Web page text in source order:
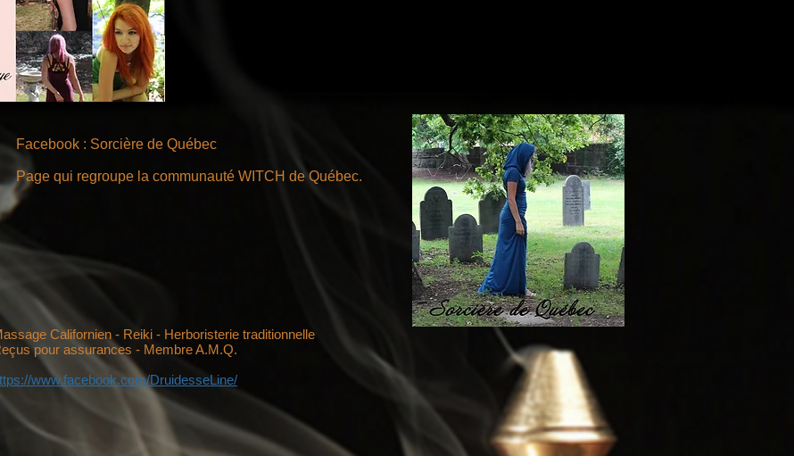
Facebook : Sorcière de Québec
Page qui regroupe la communauté WITCH de Québec.
Californien - Reiki - Herboristerie traditionnelle
pour assurances - Membre A.M.Q.
www.facebook.com/DruidesseLine/